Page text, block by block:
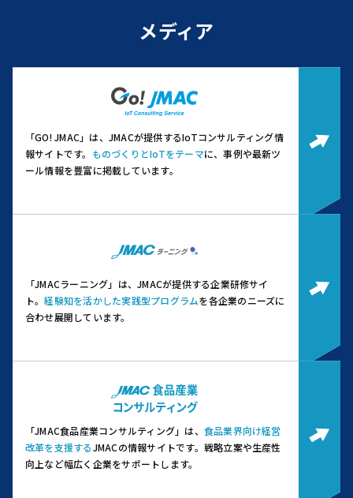
メディア
「GO! JMAC」は、JMACが提供するIoTコンサルティング情
報サイトです。 ものづくりとIoTをテーマに、事例や最新ツ
ール情報を豊富に掲載しています。
「JMACラーニング」は、JMACが提供する企業研修サイ
ト。経験知を活かした実践型プログラムを各企業のニーズに
合わせ展開しています。
「JMAC食品産業コンサルティング」は、 食品業界向け経営
改革を支援するJMACの情報サイトです。 戦略立案や生産性
向上など幅広く企業をサポートします。